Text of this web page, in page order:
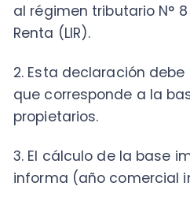
imputar. Se deben
primera categoría (IDPC),
visualice un remanente al
5. Deberá ser presentada
impuestos de renta anual,
6. Tendrán plazo máximo
contribuyentes que no